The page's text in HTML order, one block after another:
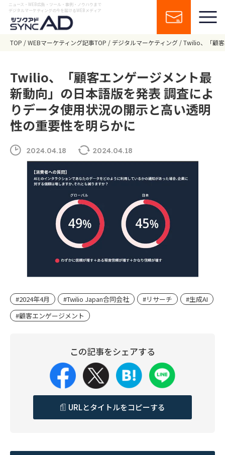
ニュース・WEB広告・ツール・事例・ノウハウまで
デジタルマーケティングの今を届けるWEBメディア
TOP WEBマーケティング記事TOP デジタルマーケティング Twilio、「顧
Twilio、「顧客エンゲージメント最
新動向」の日本語版を発表 調査によ
りデータ使用状況の開示と高い透明
性の重要性を明らかに
2024.04.18 2024.04.18
#2024年4月 #Twilio Japan合同会社 #リサーチ
#生成AI
#顧客エンゲージメント
この記事をシェアする
URLとタイトルをコピーする